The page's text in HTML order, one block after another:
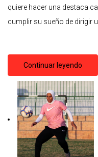
quiere hacer una destaca
cumplir su sueño de dirigir
Continuar leyendo